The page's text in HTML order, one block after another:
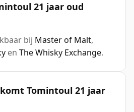
21 jaar oud
bij Master of Malt,
en The Whisky Exchange.
Tomintoul 21 jaar